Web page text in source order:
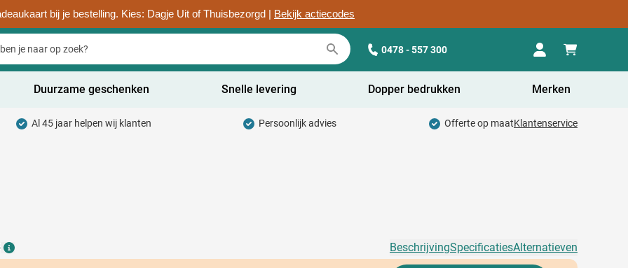
bij je bestelling. Kies: Dagje Uit of Thuisbezorgd | Bekijk actiecodes
0478 - 557 300
& Weggevers categorie
Duurzame geschenken Snelle levering Dopper bedrukken Merken
Al 45 jaar helpen wij klanten Persoonlijk advies Offerte op maatKlantenservice
Details
BeschrijvingSpecificatiesAlternatieven